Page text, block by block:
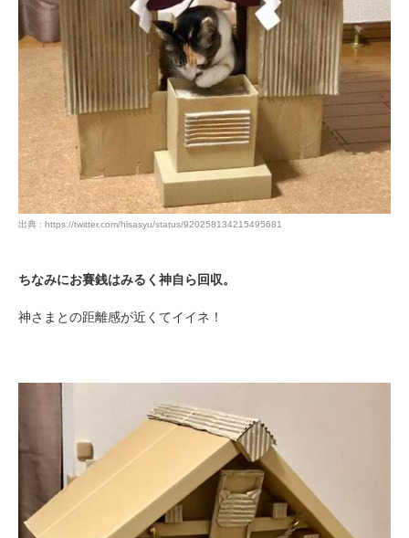
出典 : https://twitter.com/hisasyu/status/920258134215495681
ちなみにお賽銭はみるく神自ら回収。
神さまとの距離感が近くてイイネ！